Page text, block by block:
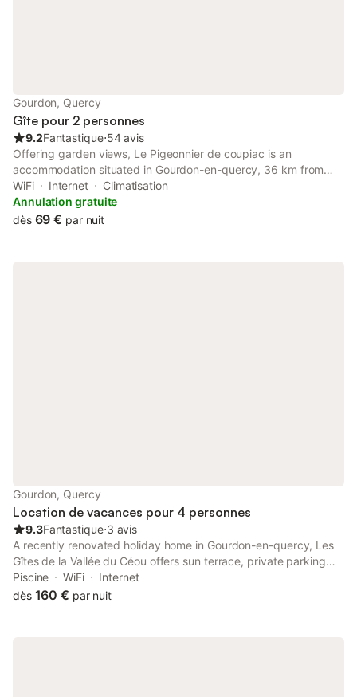
Gourdon, Quercy
Gîte pour 2 personnes
9.2Fantastique⋅54 avis
Offering garden views, Le Pigeonnier de coupiac is an
accommodation situated in Gourdon-en-quercy, 36 km from
Merveilles Cave and 36 km from Monkey Forest. This property
offers access to a terrace, free private parking and free WiFi.
WiFi Internet
Climatisation
Annulation gratuite
dès 69 € par nuit
Gourdon, Quercy
Location de vacances pour 4 personnes
9.3Fantastique⋅3 avis
A recently renovated holiday home in Gourdon-en-quercy, Les
Gîtes de la Vallée du Céou offers sun terrace, private parking
and sports facilities. The property features pool and garden
views, and is 25 km from Sarlat-la-Canéda Train Station.
Piscine WiFi
Internet
dès 160 € par nuit